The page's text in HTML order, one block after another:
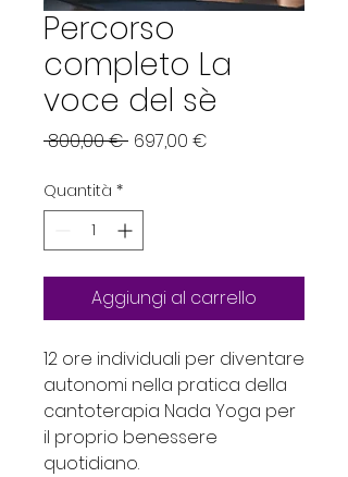
Percorso
completo La
voce del sè
800,00 € Prezzo regolare
697,00 €
Quantità *
Aggiungi al carrello
12 ore individuali per diventare
autonomi nella pratica della
cantoterapia Nada Yoga per
il proprio benessere
quotidiano.